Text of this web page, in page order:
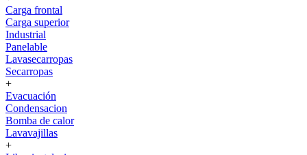
Carga frontal
Carga superior
Industrial
Panelable
Lavasecarropas
Secarropas
+
Evacuación
Condensacion
Bomba de calor
Lavavajillas
+